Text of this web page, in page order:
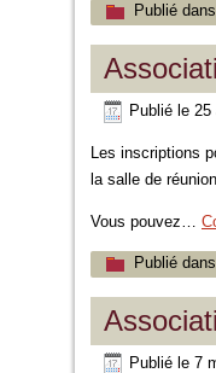
Publié dans
Publié le 25
Les inscriptions
la salle de
Vous pouvez…
Publié dans
Publié le 7